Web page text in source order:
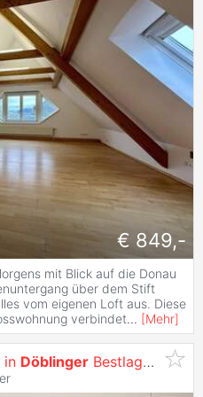
€ 849,-
mit Blick auf die Donau
über dem Stift
vom eigenen Loft aus. Diese
verbindet... [Mehr]
in Döblinger Bestlage! - Exklusives Wohnprojekt mit Top-Anbindung!